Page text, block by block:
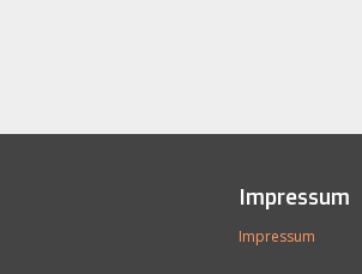
Impressum
Impressum